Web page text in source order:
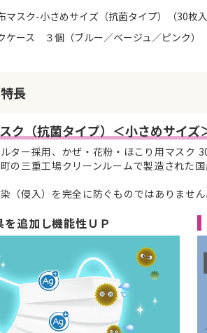
マスク-小さめサイズ（抗菌タイプ）（30枚
ケース ３個（ブルー／ベージュ／ピンク）
長
ク（抗菌タイプ）＜小さめサイズ
ター採用、かぜ・花粉・ほこり用マスク
の三重工場クリーンルームで製造された国
（侵入）を完全に防ぐものではありません
を追加し機能性ＵＰ